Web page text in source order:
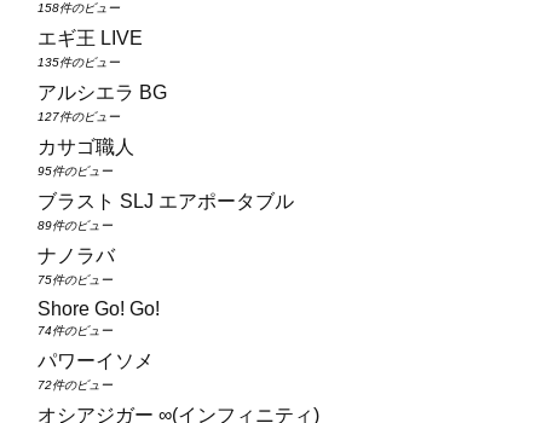
158件のビュー
エギ王 LIVE
135件のビュー
アルシエラ BG
127件のビュー
カサゴ職人
95件のビュー
ブラスト SLJ エアポータブル
89件のビュー
ナノラバ
75件のビュー
Shore Go! Go!
74件のビュー
パワーイソメ
72件のビュー
オシアジガー ∞(インフィニティ)